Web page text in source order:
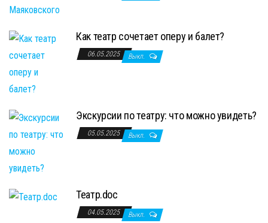
Как театр сочетает оперу и балет?
06.05.2025 Выкл.
Экскурсии по театру: что можно увидеть?
05.05.2025 Выкл.
Театр.doc
04.05.2025 Выкл.